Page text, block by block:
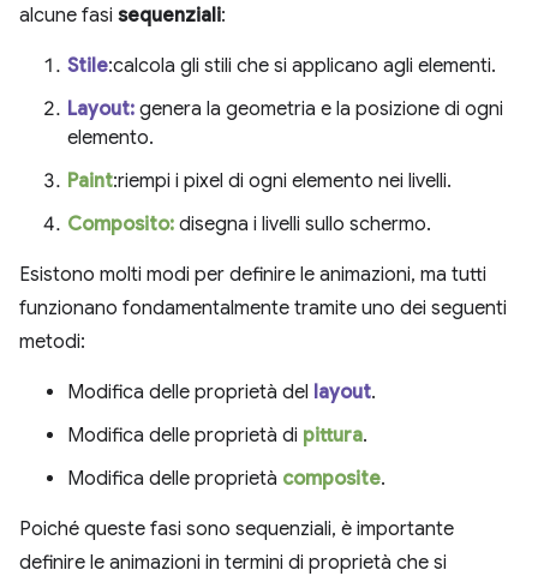
alcune fasi sequenziali:
Stile:calcola gli stili che si applicano agli elementi.
Layout: genera la geometria e la posizione di ogni
elemento.
Paint:riempi i pixel di ogni elemento nei livelli.
Composito: disegna i livelli sullo schermo.
Esistono molti modi per definire le animazioni, ma tutti
funzionano fondamentalmente tramite uno dei seguenti
metodi:
Modifica delle proprietà del layout.
Modifica delle proprietà di pittura.
Modifica delle proprietà composite.
Poiché queste fasi sono sequenziali, è importante
definire le animazioni in termini di proprietà che si